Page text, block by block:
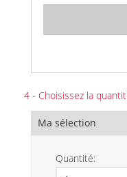
4 - Choisissez la
Ma sélection
Quantité: